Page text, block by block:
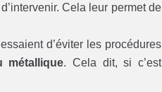
Cela leur permet de
d’éviter les procédures
métallique. Cela dit, si c’est